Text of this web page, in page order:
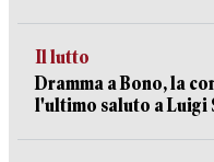
Il lutto
Dramma a Bono, la
l'ultimo saluto a Luigi